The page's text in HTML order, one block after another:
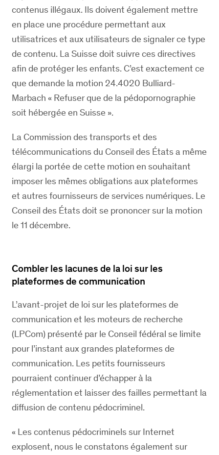
contenus illégaux. Ils doivent également mettre
en place une procédure permettant aux
utilisatrices et aux utilisateurs de signaler ce type
de contenu. La Suisse doit suivre ces directives
afin de protéger les enfants. C’est exactement ce
que demande la motion 24.4020 Bulliard-
Marbach « Refuser que de la pédopornographie
soit hébergée en Suisse ».
La Commission des transports et des
télécommunications du Conseil des États a même
élargi la portée de cette motion en souhaitant
imposer les mêmes obligations aux plateformes
et autres fournisseurs de services numériques. Le
Conseil des États doit se prononcer sur la motion
le 11 décembre.
Combler les lacunes de la loi sur les
plateformes de communication
L’avant-projet de loi sur les plateformes de
communication et les moteurs de recherche
(LPCom) présenté par le Conseil fédéral se limite
pour l’instant aux grandes plateformes de
communication. Les petits fournisseurs
pourraient continuer d’échapper à la
réglementation et laisser des failles permettant la
diffusion de contenu pédocriminel.
« Les contenus pédocriminels sur Internet
explosent, nous le constatons également sur